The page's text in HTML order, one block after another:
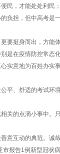
，才能处处利民
担，但中高考是
挺身而出，方能体
在疫情防控常态
意地为百姓办实
、舒适的考试环
的点滴小事中。
互动的典范。诚哉
告1例新型冠状